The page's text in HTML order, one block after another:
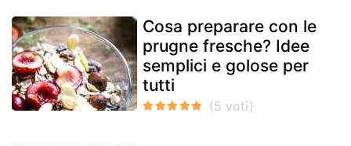
Cosa preparare con le
prugne fresche? Idee
semplici e golose per
tutti